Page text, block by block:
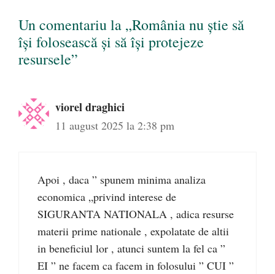
Un comentariu la „România nu știe să
își folosească și să își protejeze
resursele”
viorel draghici
11 august 2025 la 2:38 pm
Apoi , daca ” spunem minima analiza
economica „privind interese de
SIGURANTA NATIONALA , adica resurse
materii prime nationale , expolatate de altii
in beneficiul lor , atunci suntem la fel ca ”
EI ” ne facem ca facem in folosului ” CUI ”